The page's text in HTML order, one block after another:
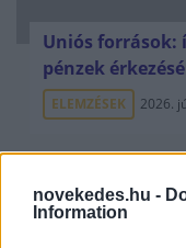
novekedes.hu -
Information
Uniós források:
pénzek
ELEMZÉSEK 2026.